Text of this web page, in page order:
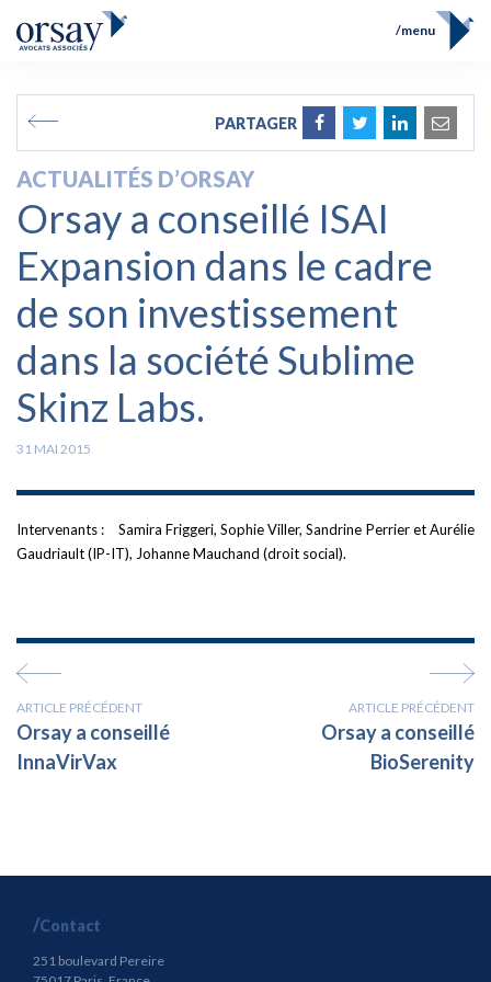
FR
menu
Compétences
Prix et Distinctions
Opérations
Actualités
Contact
PARTAGER
ACTUALITÉS D’ORSAY
Orsay a conseillé ISAI
Expansion dans le cadre
de son investissement
dans la société Sublime
Skinz Labs.
31 MAI 2015
Intervenants : Samira Friggeri, Sophie Viller, Sandrine Perrieret Aurélie
Gaudriault (IP-IT), Johanne Mauchand (droit social).
ARTICLE PRÉCÉDENT
Orsay a conseillé
InnaVirVax
ARTICLE PRÉCÉDENT
Orsay a conseillé
BioSerenity
Contact
251 boulevard Pereire